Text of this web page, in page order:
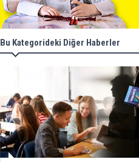
Bu Kategorideki Diğer Haberler